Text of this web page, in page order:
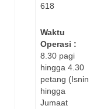
618
Waktu
Operasi :
8.30 pagi
hingga 4.30
petang (Isnin
hingga
Jumaat